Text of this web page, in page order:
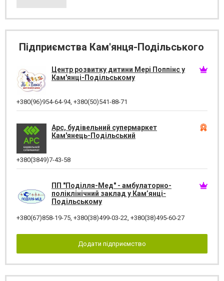
Підприємства Кам'янця-Подільського
Центр розвитку дитини Мері Поппінс у
Кам'янці-Подільському
+380(96)954-64-94, +380(50)541-88-71
Арс, будівельний супермаркет
Кам'янець-Подільський
+380(3849)7-43-58
ПП "Поділля-Мед" - амбулаторно-
поліклінічний заклад у Кам’янці-
Подільському
+380(67)858-19-75, +380(38)499-03-22, +380(38)495-60-27
Додати підприємство